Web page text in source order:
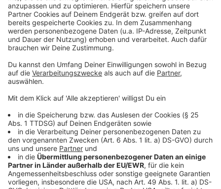
9. Veröffentlichung von Namen; Promotion
Der Sender darf den vollständigen Namen des Gewinners
öffentlich im Programm oder auf den Internetseiten des
Senders bekannt geben, wenn dieser ausdrücklich einer
Veröffentlichung zugestimmt hat.
kostenfrei für Audio-, Foto-, Bild- und Textpromotions im
Hörfunk, Internet oder gedruckten Veröffentlichungen zur
Verfügung zu stehen.
10. Abbruch Gewinnspiel
Der Gewinnspielanbieter behält sich vor, dass Gewinnspiel
jederzeit abzubrechen oder zu beenden. Dies gilt